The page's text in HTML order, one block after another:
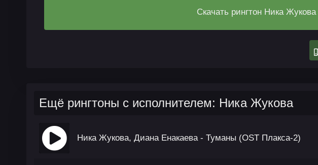
Скачать рингтон Ника
Ещё рингтоны с исполнителем: Ника Жукова
Ника Жукова, Диана Енакаева - Туманы (OST Плакса-2)